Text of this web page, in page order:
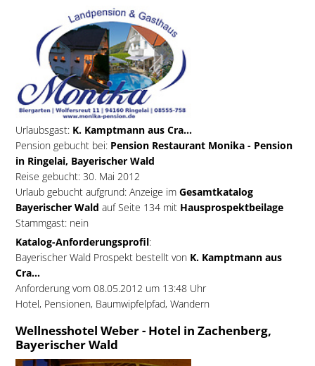
Urlaubsgast:K. Kamptmann aus Cra...
Pension gebucht bei:Pension Restaurant Monika - Pension
in Ringelai, Bayerischer Wald
Reise gebucht: 30. Mai 2012
Urlaub gebucht aufgrund: Anzeige im Gesamtkatalog
Bayerischer Wald auf Seite 134 mit Hausprospektbeilage
Stammgast: nein
Katalog-Anforderungsprofil:
Bayerischer Wald Prospekt bestellt von K. Kamptmann aus
Cra...
Anforderung vom 08.05.2012 um 13:48 Uhr
Hotel, Pensionen, Baumwipfelpfad, Wandern
Wellnesshotel Weber - Hotel in Zachenberg,
Bayerischer Wald